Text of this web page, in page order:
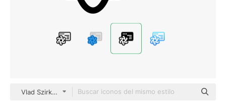
Vlad Szirka Glyph